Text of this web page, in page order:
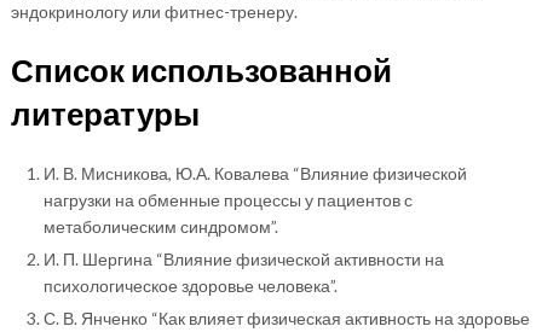
эндокринологу или фитнес-тренеру.
Список использованной
литературы
И. В. Мисникова, Ю.А. Ковалева “Влияние физической
нагрузки на обменные процессы у пациентов с
метаболическим синдромом”.
И. П. Шергина “Влияние физической активности на
психологическое здоровье человека”.
С. В. Янченко “Как влияет физическая активность на здоровье